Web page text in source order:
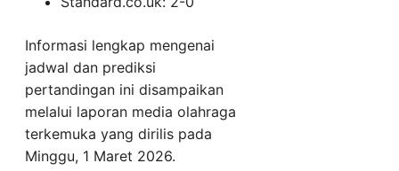
Informasi lengkap mengenai
jadwal dan prediksi
pertandingan ini disampaikan
melalui laporan media olahraga
terkemuka yang dirilis pada
Minggu, 1 Maret 2026.